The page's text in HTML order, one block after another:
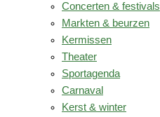
Concerten & festivals
Markten & beurzen
Kermissen
Theater
Sportagenda
Carnaval
Kerst & winter